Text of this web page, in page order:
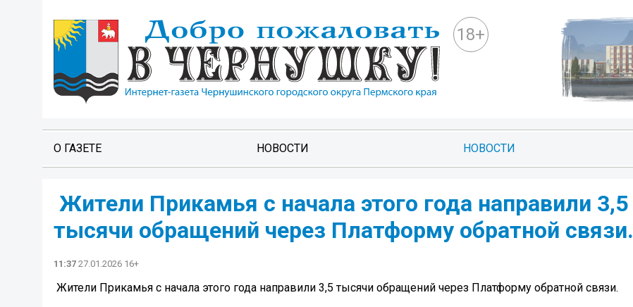
18+
О ГАЗЕТЕ НОВОСТИ НОВОСТИ
️ Жители Прикамья с начала этого года направили 3,5
тысячи обращений через Платформу обратной связи.
11:37 27.01.2026 16+
️ Жители Прикамья с начала этого года направили 3,5 тысячи обращений через Платформу обратной связи.